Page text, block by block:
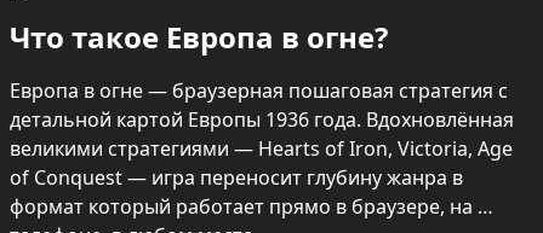
Что такое Европа в огне?
Европа в огне — браузерная пошаговая стратегия с
детальной картой Европы 1936 года. Вдохновлённая
великими стратегиями — Hearts of Iron, Victoria, Age
of Conquest — игра переносит глубину жанра в
формат который работает прямо в браузере, на